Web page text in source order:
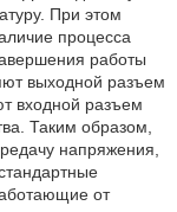
При этом
процесса
работы
выходной разъем
входной разъем
Таким образом,
напряжения,
от